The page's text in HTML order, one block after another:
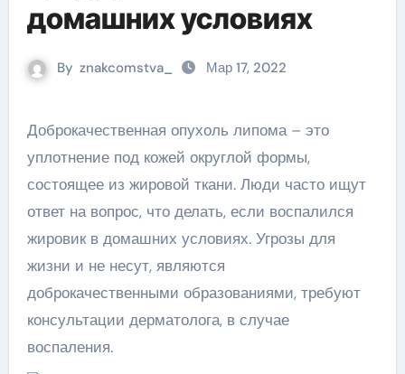
домашних условиях
By znakcomstva_ Мар 17, 2022
Доброкачественная опухоль липома – это
уплотнение под кожей округлой формы,
состоящее из жировой ткани. Люди часто ищут
ответ на вопрос, что делать, если воспалился
жировик в домашних условиях. Угрозы для
жизни и не несут, являются
доброкачественными образованиями, требуют
консультации дерматолога, в случае
воспаления.